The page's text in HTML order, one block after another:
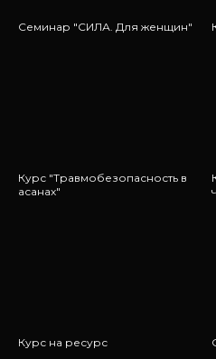
Семинар "СИЛА. Для женщин"
Курс "Травмобезопасность в
асанах"
Курс на ресурс